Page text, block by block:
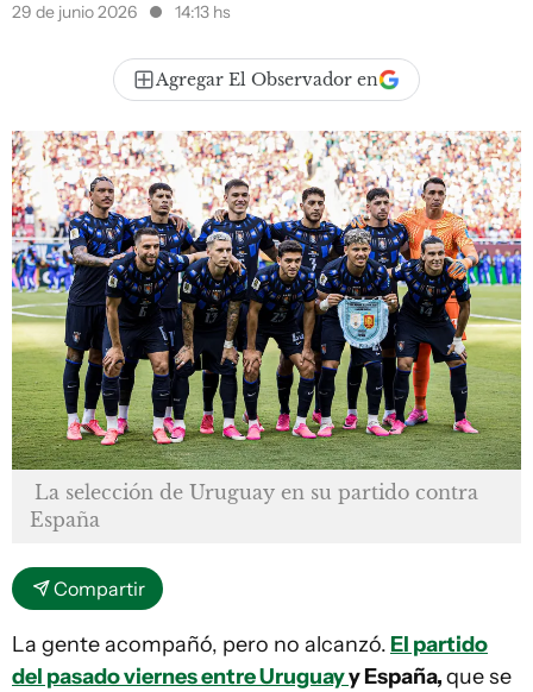
29 de junio 2026 14:13 hs
Agregar El Observador en
La selección de Uruguay en su partido contra
España
Compartir
La gente acompañó, pero no alcanzó.El partido
del pasado viernes entre Uruguayy España,que se